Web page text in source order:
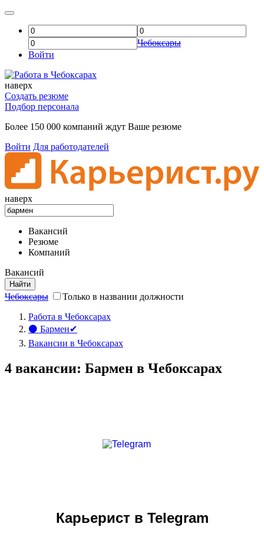
Чебоксары
Войти
наверх
Создать резюме
Подбор персонала
Более 150 000 компаний ждут Ваше резюме
Войти Для работодателей
наверх
Вакансий
Резюме
Компаний
Вакансий
Найти
Чебоксары
Только в названии должности
Работа в Чебоксарах
⚫ Бармен✔
Вакансии в Чебоксарах
4 вакансии: Бармен в Чебоксарах
Карьерист в Telegram